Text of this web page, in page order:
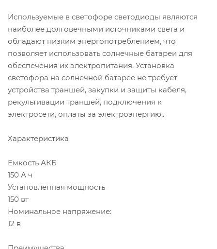
Используемые в светофоре светодиоды являются
наиболее долговечными источниками света и
обладают низким энергопотреблением, что
позволяет использовать солнечные батареи для
обеспечения их электропитания. Установка
светофора на солнечной батарее не требует
устройства траншей, закупки и защиты кабеля,
рекультивации траншей, подключения к
электросети, оплаты за электроэнергию..
Характеристика
Емкость АКБ
150 А ч
Установленная мощность
150 вт
Номинальное напряжение:
12 в